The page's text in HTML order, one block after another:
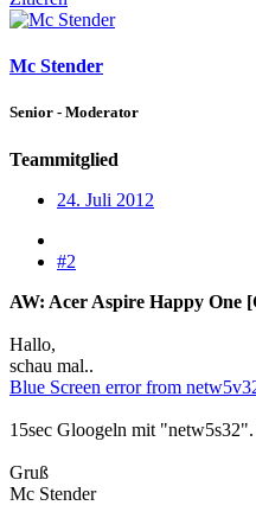
Mc Stender
Senior - Moderator
Teammitglied
24. Juli 2012
#2
AW: Acer Aspire Happy One
Hallo,
schau mal..
Blue Screen error from
15sec Gloogeln mit "netw5s32".
Gruß
Mc Stender